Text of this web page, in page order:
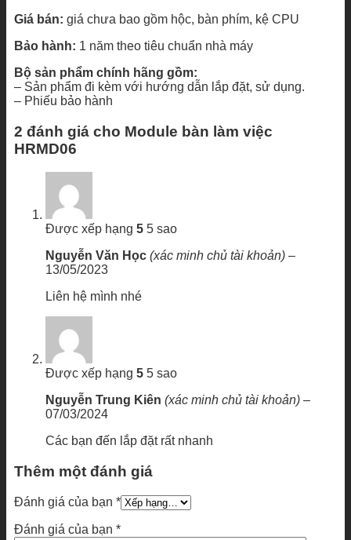
Giá bán: giá chưa bao gồm hộc, bàn phím, kệ CPU
Bảo hành: 1 năm theo tiêu chuẩn nhà máy
Bộ sản phẩm chính hãng gồm:
– Sản phẩm đi kèm với hướng dẫn lắp đặt, sử dụng.
– Phiếu bảo hành
2 đánh giá cho Module bàn làm việc
HRMD06
Được xếp hạng 5 5 sao
Nguyễn Văn Học (xác minh chủ tài khoản) –
13/05/2023
Liên hệ mình nhé
Được xếp hạng 5 5 sao
Nguyễn Trung Kiên (xác minh chủ tài khoản) –
07/03/2024
Các bạn đến lắp đặt rất nhanh
Thêm một đánh giá
Đánh giá của bạn *
Đánh giá của bạn *